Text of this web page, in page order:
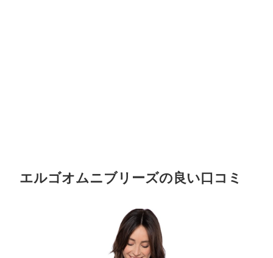
エルゴオムニブリーズの良い口コミ